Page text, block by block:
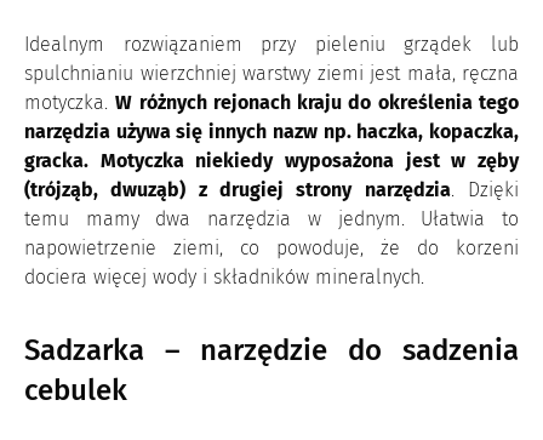
Idealnym rozwiązaniem przy pieleniu grządek lub
spulchnianiu wierzchniej warstwy ziemi jest mała, ręczna
motyczka.W różnych rejonach kraju do określenia tego
narzędzia używa się innych nazw np. haczka, kopaczka,
gracka. Motyczka niekiedy wyposażona jest w zęby
(trójząb, dwuząb) z drugiej strony narzędzia. Dzięki
temu mamy dwa narzędzia w jednym. Ułatwia to
napowietrzenie ziemi, co powoduje, że do korzeni
dociera więcej wody i składników mineralnych.
Sadzarka – narzędzie do sadzenia
cebulek